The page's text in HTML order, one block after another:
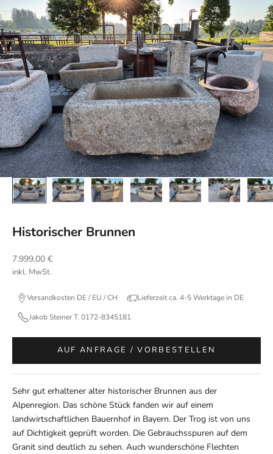
Historischer Brunnen
Angebot
7.999,00 €
inkl. MwSt.
Versandkosten DE / EU / CH
Lieferzeit ca. 4-5 Werktage in DE
Jakob Steiner T. 0172-8345181
AUF ANFRAGE / VORBESTELLEN
Sehr gut erhaltener alter historischer Brunnen aus der
Alpenregion. Das schöne Stück fanden wir auf einem
landwirtschaftlichen Bauernhof in Bayern. Der Trog ist von uns
auf Dichtigkeit geprüft worden. Die Gebrauchsspuren auf dem
Granit sind deutlich zu sehen. Auch wunderschöne Flechten